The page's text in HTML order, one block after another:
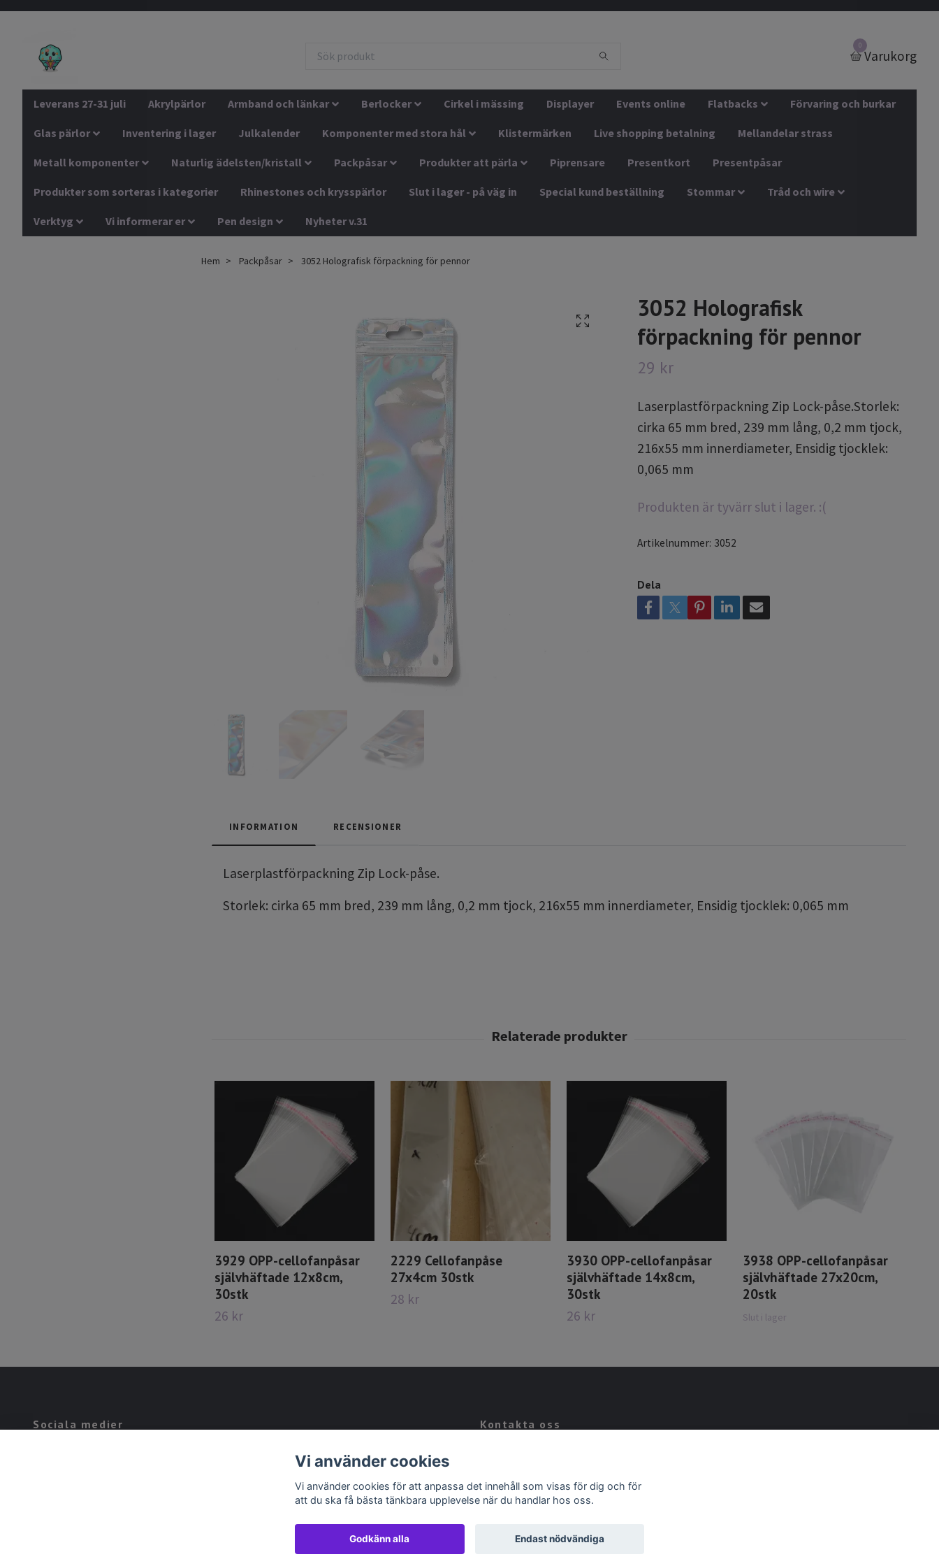
0
Varukorg
Leverans 27-31 juli Akrylpärlor Armband och länkar Berlocker Cirkel i mässing Displayer Events online Flatbacks Förvaring och burkar
Glas pärlor Inventering i lager Julkalender Komponenter med stora hål Klistermärken Live shopping betalning Mellandelar strass
Metall komponenter Naturlig ädelsten/kristall Packpåsar Produkter att pärla Piprensare Presentkort Presentpåsar
Produkter som sorteras i kategorier Rhinestones och krysspärlor Slut i lager - på väg in Special kund beställning Stommar Tråd och wire
Verktyg Vi informerar er Pen design Nyheter v.31
Hem Packpåsar 3052 Holografisk förpackning för pennor
3052 Holografisk
förpackning för pennor
29 kr
Laserplastförpackning Zip Lock-påse.Storlek:
cirka 65 mm bred, 239 mm lång, 0,2 mm tjock,
216x55 mm innerdiameter, Ensidig tjocklek:
0,065 mm
Produkten är tyvärr slut i lager. :(
Artikelnummer: 3052
Dela
INFORMATION RECENSIONER
Laserplastförpackning Zip Lock-påse.
Storlek: cirka 65 mm bred, 239 mm lång, 0,2 mm tjock, 216x55 mm innerdiameter, Ensidig tjocklek: 0,065 mm
3929 OPP-cellofanpåsar
självhäftade 12x8cm,
30stk
26 kr
2229 Cellofanpåse
27x4cm 30stk
28 kr
3930 OPP-cellofanpåsar
självhäftade 14x8cm,
30stk
26 kr
3938 OPP-cellofanpåsar
självhäftade 27x20cm,
20stk
Slut i lager
Sociala medier Kontakta oss
Vi använder cookies
Vi använder cookies för att anpassa det innehåll som visas för dig och för
att du ska få bästa tänkbara upplevelse när du handlar hos oss.
Godkänn alla Endast nödvändiga